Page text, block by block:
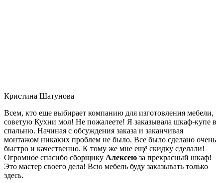
Кристина Шатунова
Всем, кто еще выбирает компанию для изготовления мебели,
советую Кухни мол! Не пожалеете! Я заказывала шкаф-купе в
спальню. Начиная с обсуждения заказа и заканчивая
монтажом никаких проблем не было. Все было сделано очень
быстро и качественно. К тому же мне ещё скидку сделали!
Огромное спасибо сборщику Алексею за прекрасный шкаф!
Это мастер своего дела! Всю мебель буду заказывать только
здесь.